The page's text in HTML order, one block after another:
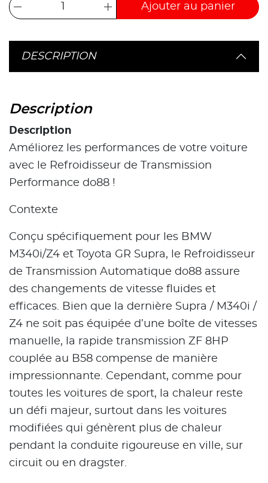
Ajouter au panier
DESCRIPTION
Description
Description
Améliorez les performances de votre voiture
avec le Refroidisseur de Transmission
Performance do88 !
Contexte
Conçu spécifiquement pour les BMW
M340i/Z4 et Toyota GR Supra, le Refroidisseur
de Transmission Automatique do88 assure
des changements de vitesse fluides et
efficaces. Bien que la dernière Supra / M340i /
Z4 ne soit pas équipée d’une boîte de vitesses
manuelle, la rapide transmission ZF 8HP
couplée au B58 compense de manière
impressionnante. Cependant, comme pour
toutes les voitures de sport, la chaleur reste
un défi majeur, surtout dans les voitures
modifiées qui génèrent plus de chaleur
pendant la conduite rigoureuse en ville, sur
circuit ou en dragster.